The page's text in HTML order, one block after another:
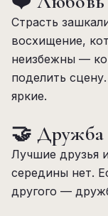
Страсть
восхищение,
неизбежны —
поделить
яркие.
🤝 Дружба
Лучшие друзья
середины нет.
другого —